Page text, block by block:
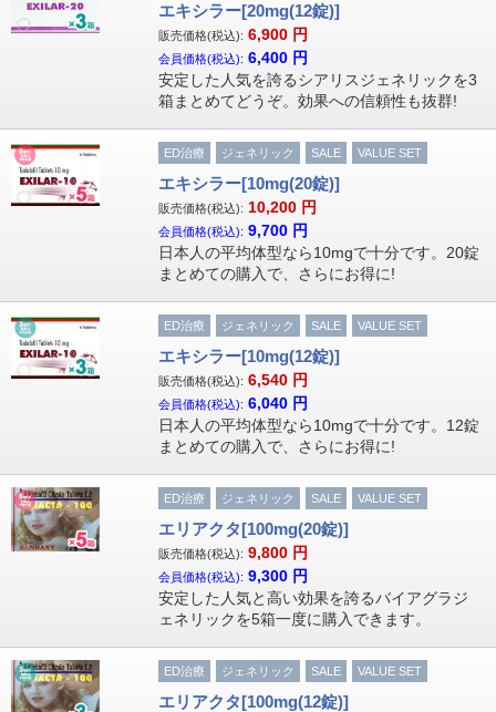
エキシラー[20mg(12錠)]
販売価格(税込): 6,900 円
会員価格(税込): 6,400 円
安定した人気を誇るシアリスジェネリックを3
箱まとめてどうぞ。効果への信頼性も抜群!
ED治療 ジェネリック SALE VALUE SET
エキシラー[10mg(20錠)]
販売価格(税込): 10,200 円
会員価格(税込): 9,700 円
日本人の平均体型なら10mgで十分です。20錠
まとめての購入で、さらにお得に!
ED治療 ジェネリック SALE VALUE SET
エキシラー[10mg(12錠)]
販売価格(税込): 6,540 円
会員価格(税込): 6,040 円
日本人の平均体型なら10mgで十分です。12錠
まとめての購入で、さらにお得に!
ED治療 ジェネリック SALE VALUE SET
エリアクタ[100mg(20錠)]
販売価格(税込): 9,800 円
会員価格(税込): 9,300 円
安定した人気と高い効果を誇るバイアグラジ
ェネリックを5箱一度に購入できます。
ED治療 ジェネリック SALE VALUE SET
エリアクタ[100mg(12錠)]